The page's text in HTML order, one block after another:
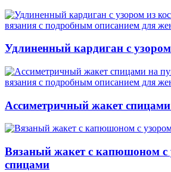
Удлиненный кардиган с
Ассиметричный жакет
Вязаный жакет с капюшоном с
спицами